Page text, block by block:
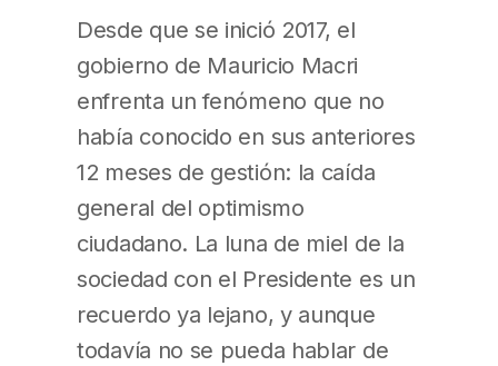
Desde que se inició 2017, el
gobierno de Mauricio Macri
enfrenta un fenómeno que no
había conocido en sus anteriores
12 meses de gestión: la caída
general del optimismo
ciudadano. La luna de miel de la
sociedad con el Presidente es un
recuerdo ya lejano, y aunque
todavía no se pueda hablar de